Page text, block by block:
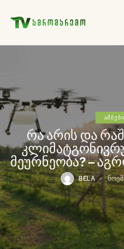
ᲐᲛᲑᲔᲑᲘ
რა არის და
მეურნეობა? –
BELA